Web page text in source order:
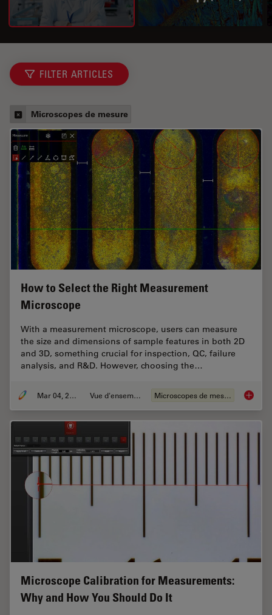
FILTER ARTICLES
Microscopes de mesure
How to Select the Right Measurement
Microscope
With a measurement microscope, users can measure
the size and dimensions of sample features in both 2D
and 3D, something crucial for inspection, QC, failure
analysis, and R&D. However, choosing the…
Mar 04, 2026 Vue d'ensemble Microscopes de mesure How to
Microscope Calibration for Measurements:
Why and How You Should Do It